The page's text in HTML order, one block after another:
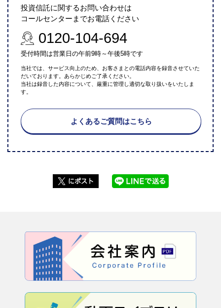
投資信託に関するお問い合わせは
コールセンターまでお電話ください
0120-104-694
受付時間は営業日の午前9時～午後5時です
当社では、サービス向上のため、お客さまとの電話内容を録音させていた
だいております。あらかじめご了承ください。
当社は録音した内容について、厳重に管理し適切な取り扱いをいたしま
す。
よくあるご質問はこちら